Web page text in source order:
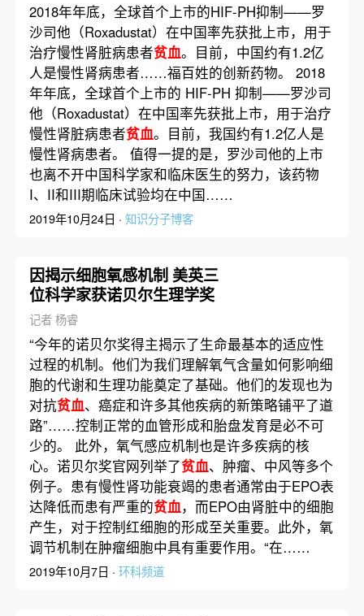
2018年年底，全球首个上市的HIF-PH抑制——罗
沙司他（Roxadustat）在中国率先获批上市，用于
治疗慢性肾脏病患者贫血。目前，中国约有1.2亿
人是慢性肾病患者……福百姓的创新药物。 2018
年年底，全球首个上市的 HIF-PH 抑制——罗沙司
他（Roxadustat）在中国率先获批上市，用于治疗
慢性肾脏病患者贫血。目前，我国约有1.2亿人是
慢性肾病患者。 值得一提的是，罗沙司他的上市
也离不开中国科学家和临床医生的努力，该药物
I、II和III期临床试验均在中国……
2019年10月24日 · 知识分子博客
因揭示细胞氧感机制 美英三
位科学家获诺贝尔生理学奖
记者 杨睿
“今年的诺贝尔奖得主揭示了生命最基本的适应性
过程的机制。他们为我们理解氧气含量如何影响细
胞的代谢和生理功能奠定了基础。他们的发现也为
对抗贫血、癌症和许多其他疾病的新策略铺平了道
路”……控制正常的血管形成和胎盘发育是必不可
少的。 此外，氧气感应机制也是许多疾病的核
心。诺贝尔奖官网列举了贫血、肿瘤、中风等多个
例子。患有慢性肾功能衰竭的患者通常由于EPO表
达降低而患有严重的贫血，而EPO由肾脏中的细胞
产生，对于控制红细胞的形成至关重要。此外，氧
调节机制在肿瘤细胞中具有重要作用。“在……
2019年10月7日 · 环科频道